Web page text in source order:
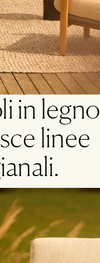
in legno
linee